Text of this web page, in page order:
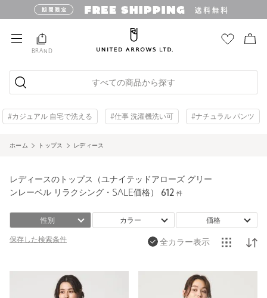
BRAND
すべての商品から探す
#カジュアル 自宅で洗える #仕事 洗濯機洗い可 #ナチュラル パンツ
ホーム トップス レディース
レディースのトップス（ユナイテッドアローズ グリー
ンレーベル リラクシング・SALE価格）
612 件
性別 カラー 価格
保存した検索条件 全カラー表示